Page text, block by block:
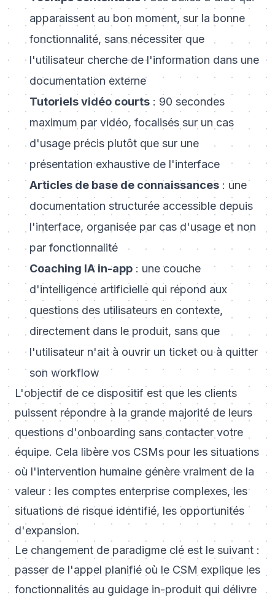
apparaissent au bon moment, sur la bonne
fonctionnalité, sans nécessiter que
l'utilisateur cherche de l'information dans une
documentation externe
Tutoriels vidéo courts : 90 secondes
maximum par vidéo, focalisés sur un cas
d'usage précis plutôt que sur une
présentation exhaustive de l'interface
Articles de base de connaissances : une
documentation structurée accessible depuis
l'interface, organisée par cas d'usage et non
par fonctionnalité
Coaching IA in-app : une couche
d'intelligence artificielle qui répond aux
questions des utilisateurs en contexte,
directement dans le produit, sans que
l'utilisateur n'ait à ouvrir un ticket ou à quitter
son workflow
L'objectif de ce dispositif est que les clients
puissent répondre à la grande majorité de leurs
questions d'onboarding sans contacter votre
équipe. Cela libère vos CSMs pour les situations
où l'intervention humaine génère vraiment de la
valeur : les comptes enterprise complexes, les
situations de risque identifié, les opportunités
d'expansion.
Le changement de paradigme clé est le suivant :
passer de l'appel planifié où le CSM explique les
fonctionnalités au guidage in-produit qui délivre